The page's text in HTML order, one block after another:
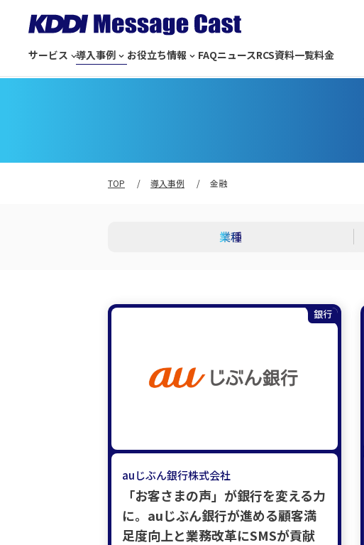
サービス 導入事例 お役立ち情報 FAQニュースRCS資料一覧料金
TOP 導入事例 金融
業種
銀行
auじぶん銀行株式会社
「お客さまの声」が銀行を変える力
に。auじぶん銀行が進める顧客満
足度向上と業務改革にSMSが貢献